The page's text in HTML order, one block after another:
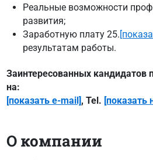
Реальные возможности
развития;
Заработную плату 25.
результатам работы.
Заинтересованных кандидатов
на:
[показать e-mail], Tel. [показать
О компании